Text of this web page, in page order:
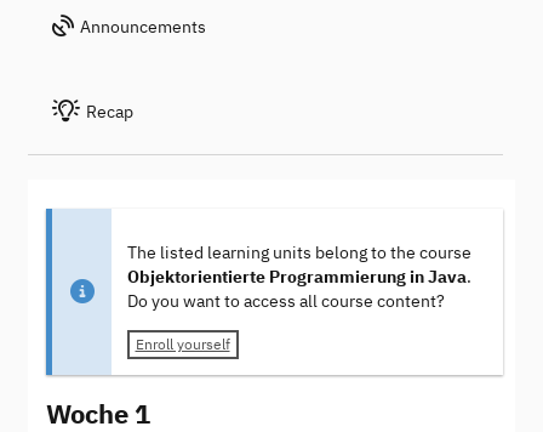
Announcements
Recap
The listed learning units belong to the course
Objektorientierte Programmierung in Java.
Do you want to access all course content?
Enroll yourself
Woche 1